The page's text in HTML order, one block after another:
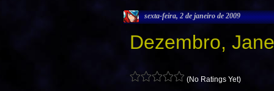
sexta-feira, 2 de janeiro de 2009
Dezembro,
(No Ratings Yet)